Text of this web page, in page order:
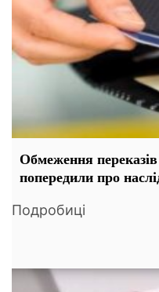
Обмеження
попередили про
Подробиці